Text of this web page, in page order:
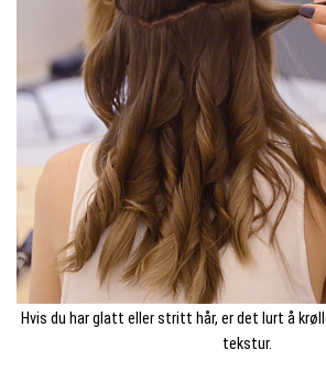
Hvis du har glatt eller stritt hår, er det lurt å
tekstur.